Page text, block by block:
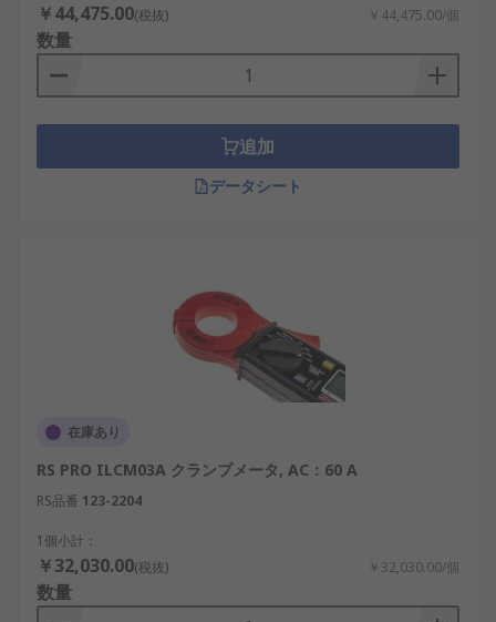
￥44,475.00(税抜) ￥44,475.00/個
数量
追加
データシート
在庫あり
RS PRO ILCM03A クランプメータ, AC：60 A
RS品番 123-2204
1個小計：
￥32,030.00(税抜) ￥32,030.00/個
数量